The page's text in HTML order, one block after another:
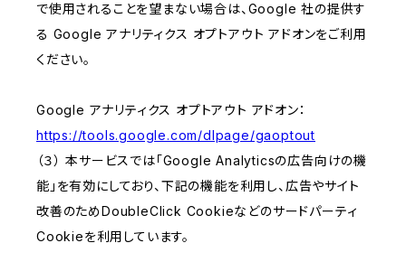
で使用されることを望まない場合は、Google 社の提供す
る Google アナリティクス オプトアウト アドオンをご利用
ください。
Google アナリティクス オプトアウト アドオン：
https://tools.google.com/dlpage/gaoptout
（３） 本サービスでは「Google Analyticsの広告向けの機
能」を有効にしており、下記の機能を利用し、広告やサイト
改善のためDoubleClick Cookieなどのサードパーティ
Cookieを利用しています。